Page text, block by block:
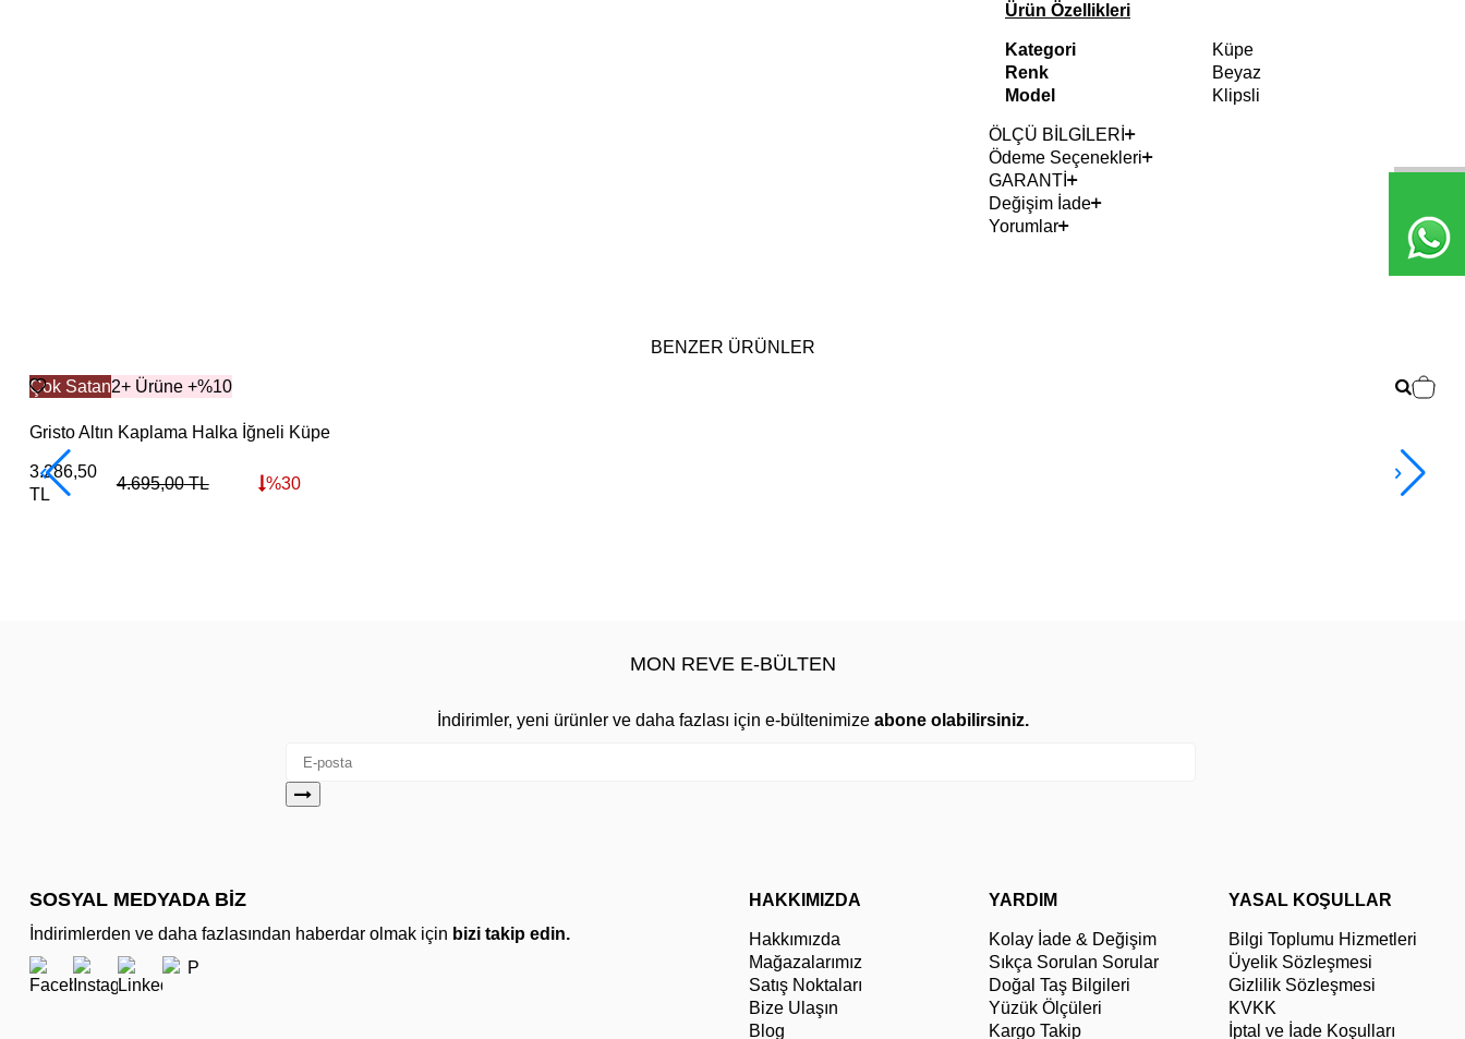
Ürün Özellikleri
Kategori
Küpe
Renk
Beyaz
Model
Klipsli
ÖLÇÜ BİLGİLERİ
Ödeme Seçenekleri
GARANTİ
Değişim İade
Yorumlar
BENZER ÜRÜNLER
Çok Satan2+ Ürüne +%10
Gristo Altın Kaplama Halka İğneli Küpe
3.286,50
TL
4.695,00TL %30
MON REVE E-BÜLTEN
İndirimler, yeni ürünler ve daha fazlası için e-bültenimize abone olabilirsiniz.
SOSYAL MEDYADA BİZ
İndirimlerden ve daha fazlasından haberdar olmak için bizi takip edin.
HAKKIMIZDA
Hakkımızda
Mağazalarımız
Satış Noktaları
Bize Ulaşın
Blog
YARDIM
Kolay İade & Değişim
Sıkça Sorulan Sorular
Doğal Taş Bilgileri
Yüzük Ölçüleri
Kargo Takip
YASAL KOŞULLAR
Bilgi Toplumu Hizmetleri
Üyelik Sözleşmesi
Gizlilik Sözleşmesi
KVKK
İptal ve İade Koşulları